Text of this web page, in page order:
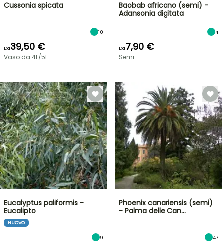
Cussonia spicata
10
Da39,50 €
Vaso da 4L/5L
Baobab africano (semi) -
Adansonia digitata
4
Da7,90 €
Semi
Eucalyptus paliformis -
Eucalipto
NUOVO
9
Phoenix canariensis (semi)
- Palma delle Can…
47